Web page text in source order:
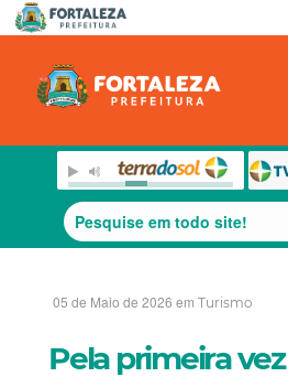
05 de Maio de 2026 em Turismo
Pela primeira